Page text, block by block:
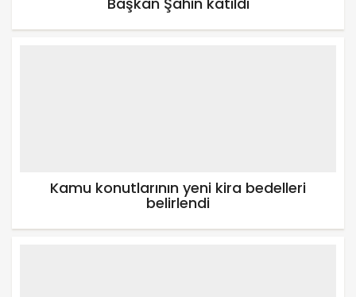
Kamu konutlarının yeni kira bedelleri
belirlendi